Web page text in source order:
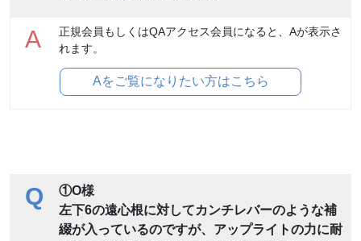
A
正規会員もしくはQAアクセス会員になると、Aが表示さ
れます。
Aをご覧になりたい方はこちら
Q
①O様
左下6の遠心根に対してカンチレバーのような補
綴が入っているのですが、アップライトの力に耐